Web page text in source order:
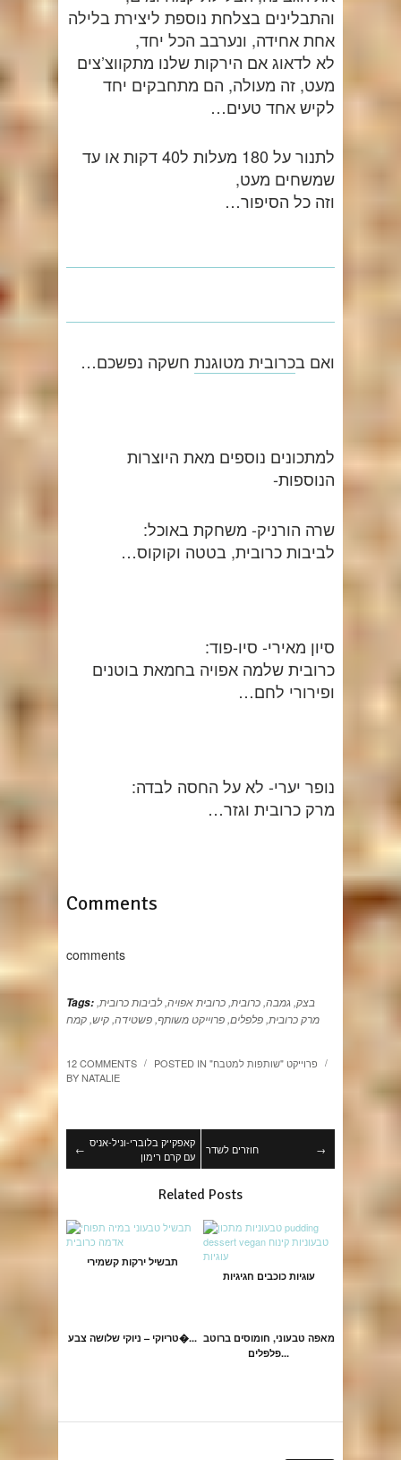
והתבלינים בצלחת נוספת ליצירת בלילה
אחת אחידה, ונערבב הכל יחד,
לא לדאוג אם הירקות שלנו מתקווצ’צים
מעט, זה מעולה, הם מתחבקים יחד
לקיש אחד טעים…
לתנור על 180 מעלות ל40 דקות או עד
שמשחים מעט,
וזה כל הסיפור…
ואם בכרובית מטוגנת חשקה נפשכם…
למתכונים נוספים מאת היוצרות
הנוספות-
שרה הורניק- משחקת באוכל:
לביבות כרובית, בטטה וקוקוס…
סיון מאירי- סיו-פוד:
כרובית שלמה אפויה בחמאת בוטנים
ופירורי לחם…
נופר יערי- לא על החסה לבדה:
מרק כרובית וגזר…
Comments
comments
Tags: בצק, גמבה, כרובית, כרובית אפויה,לביבות כרובית,
מרק כרובית, פלפלים, פרוייקט משותף, פשטידה, קיש, קמח
12 COMMENTS / POSTED IN "פרוייקט "שותפות למטבח /
BYNATALIE
← קאפקייק בלוברי-וניל-אניס
עם קרם רימון
חוזרים לשדר →
Related Posts
תבשיל ירקות קשמירי
עוגיות כוכבים חגיגיות
טריוקי – ניוקי שלושה צבע�... מאפה טבעוני, חומוסים ברוטב
פלפלים...